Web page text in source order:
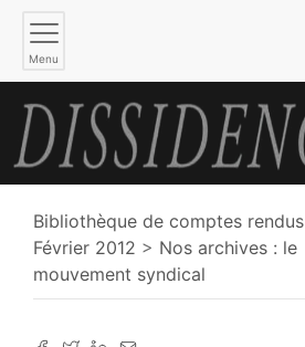
Menu
Bibliothèque de comptes rendus
Février 2012
Nos archives : le
mouvement syndical